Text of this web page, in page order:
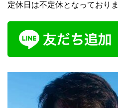
定休日は不定休となっておりま